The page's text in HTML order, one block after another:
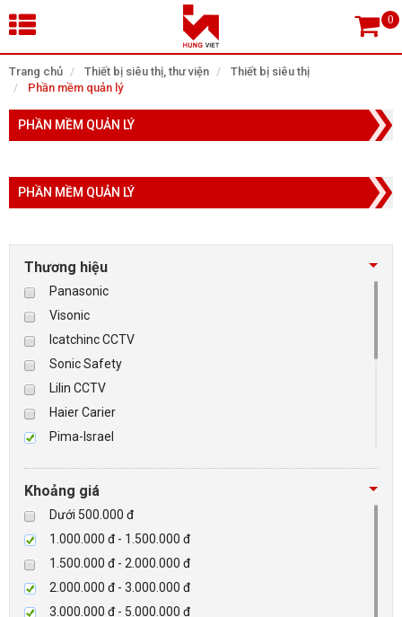
Trang chủ Thiết bị siêu thị, thư viện
Thiết bị siêu thị
Phần mềm quản lý
PHẦN MỀM QUẢN LÝ
PHẦN MỀM QUẢN LÝ
Thương hiệu
Panasonic
Visonic
Icatchinc CCTV
Sonic Safety
Lilin CCTV
Haier Carier
Pima-Israel
Checkpoint
Paradox-Canada
D-max
HIKVISON
Eguard
Khác
Khoảng giá
Dưới 500.000 đ
1.000.000 đ - 1.500.000 đ
1.500.000 đ - 2.000.000 đ
2.000.000 đ - 3.000.000 đ
3.000.000 đ - 5.000.000 đ
×
Tìm theo danh mục
TRANG CHỦ
THIẾT BỊ SIÊU THỊ, THƯ VIỆN
CAMERA GIÁM SÁT
BÁO ĐỘNG, BÁO CHÁY
NHÀ THÔNG MINH
LIÊN HỆ